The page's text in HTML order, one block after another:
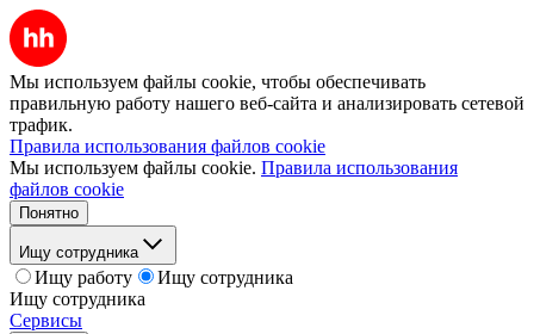
Мы используем файлы cookie, чтобы обеспечивать
правильную работу нашего веб-сайта и анализировать сетевой
трафик.
Правила использования файлов cookie
Мы используем файлы cookie. Правила использования
файлов cookie
Понятно
Ищу сотрудника
Ищу работу
Ищу сотрудника
Ищу сотрудника
Сервисы